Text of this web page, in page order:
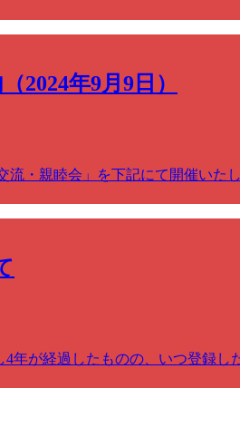
2024年9月9日）
・親睦会」を下記にて開催いた
が経過したものの、いつ登録し